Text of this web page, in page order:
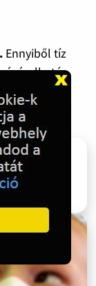
Ennyiből tíz
–
és erőt